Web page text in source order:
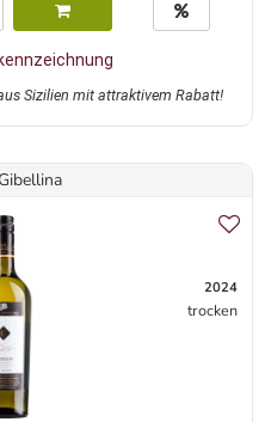
Sizilien mit attraktivem Rabatt!
2024
trocken